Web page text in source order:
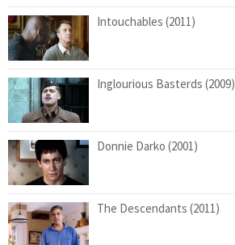
Intouchables (2011)
Inglourious Basterds (2009)
Donnie Darko (2001)
The Descendants (2011)